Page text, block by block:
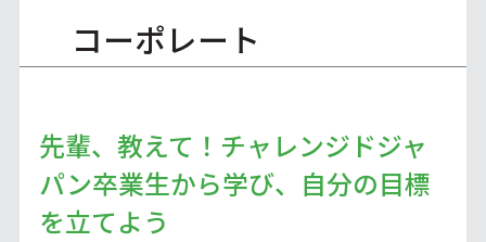
コーポレート
先輩、教えて！チャレンジドジャ
パン卒業生から学び、自分の目標
を立てよう